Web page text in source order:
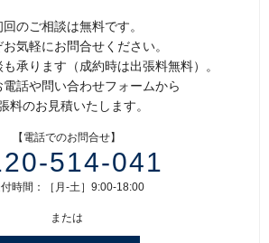
回のご相談は無料です。
お気軽にお問合せください。
承ります（成約時は出張料無料）。
話や問い合わせフォームから
料のお見積いたします。
【電話でのお問合せ】
514-041
時間：［月-土］9:00-18:00
または